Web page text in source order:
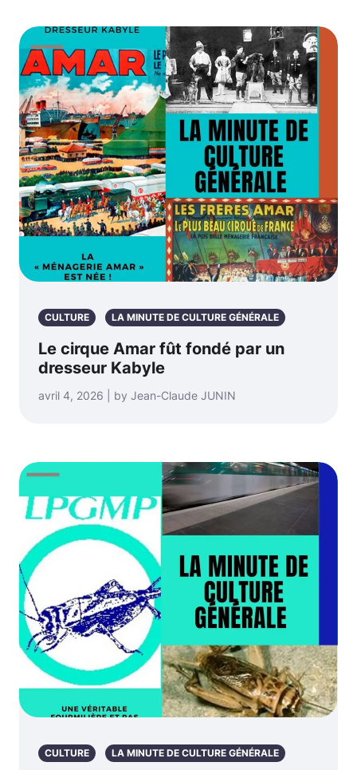
CULTURE LA MINUTE DE CULTURE GÉNÉRALE
Le cirque Amar fût fondé par un
dresseur Kabyle
avril 4, 2026 | by Jean-Claude JUNIN
CULTURE LA MINUTE DE CULTURE GÉNÉRALE